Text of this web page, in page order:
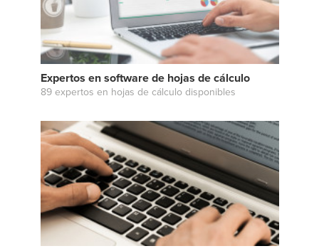
Expertos en software de hojas de cálculo
89 expertos en hojas de cálculo disponibles